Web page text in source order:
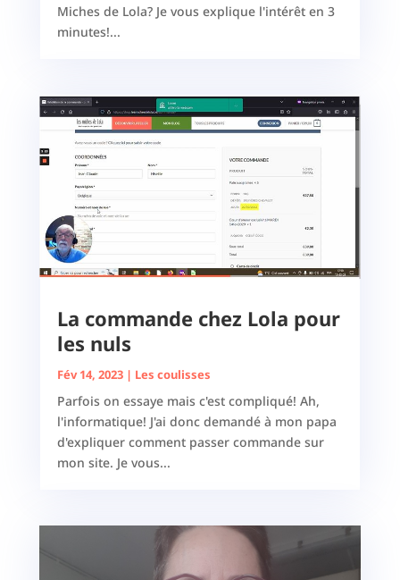
Miches de Lola? Je vous explique l'intérêt en 3
minutes!...
La commande chez Lola pour
les nuls
Fév 14, 2023| Les coulisses
Parfois on essaye mais c'est compliqué! Ah,
l'informatique! J'ai donc demandé à mon papa
d'expliquer comment passer commande sur
mon site. Je vous...